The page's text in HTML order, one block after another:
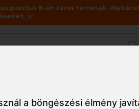
a böngészési élmény
8-án zárva tartanak.
párnázat